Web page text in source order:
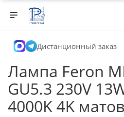
Дистанционный заказ
Лампа Feron
GU5.3 230V
4000K 4K